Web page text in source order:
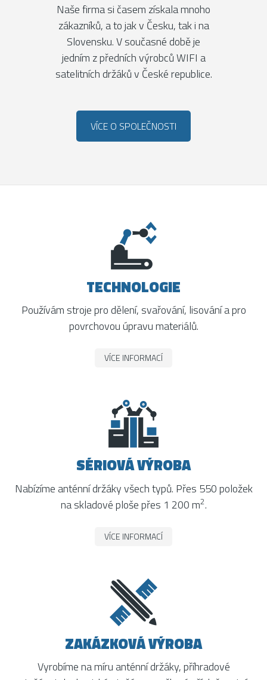
Naše firma si časem získala mnoho
zákazníků, a to jak v Česku, tak i na
Slovensku. V současné době je
jedním z předních výrobců WIFI a
satelitních držáků v České republice.
VÍCE O SPOLEČNOSTI
TECHNOLOGIE
Používám stroje pro dělení, svařování, lisování a pro
povrchovou úpravu materiálů.
VÍCE INFORMACÍ
SÉRIOVÁ VÝROBA
Nabízíme anténní držáky všech typů. Přes 550 položek
na skladové ploše přes 1 200 m2.
VÍCE INFORMACÍ
ZAKÁZKOVÁ VÝROBA
Vyrobíme na míru anténní držáky, příhradové